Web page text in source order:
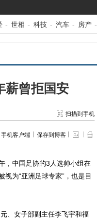
- 世相 - 科技 - 汽车 - 房产 -
薪曾拒国安
扫描到手机
手机客户端 保存到博客
，中国足协的3人选帅小组在
视为“亚洲 足球专家”，也是目
、女子部副主任李飞宇和福